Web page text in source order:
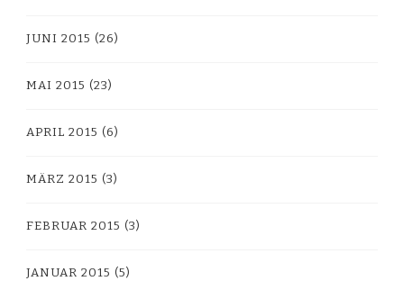
JUNI 2015 (26)
MAI 2015 (23)
APRIL 2015 (6)
MÄRZ 2015 (3)
FEBRUAR 2015 (3)
JANUAR 2015 (5)